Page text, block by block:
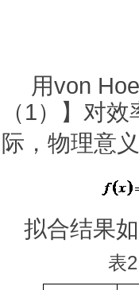
用von
（1）】对效
际，物理意
拟合结果
表